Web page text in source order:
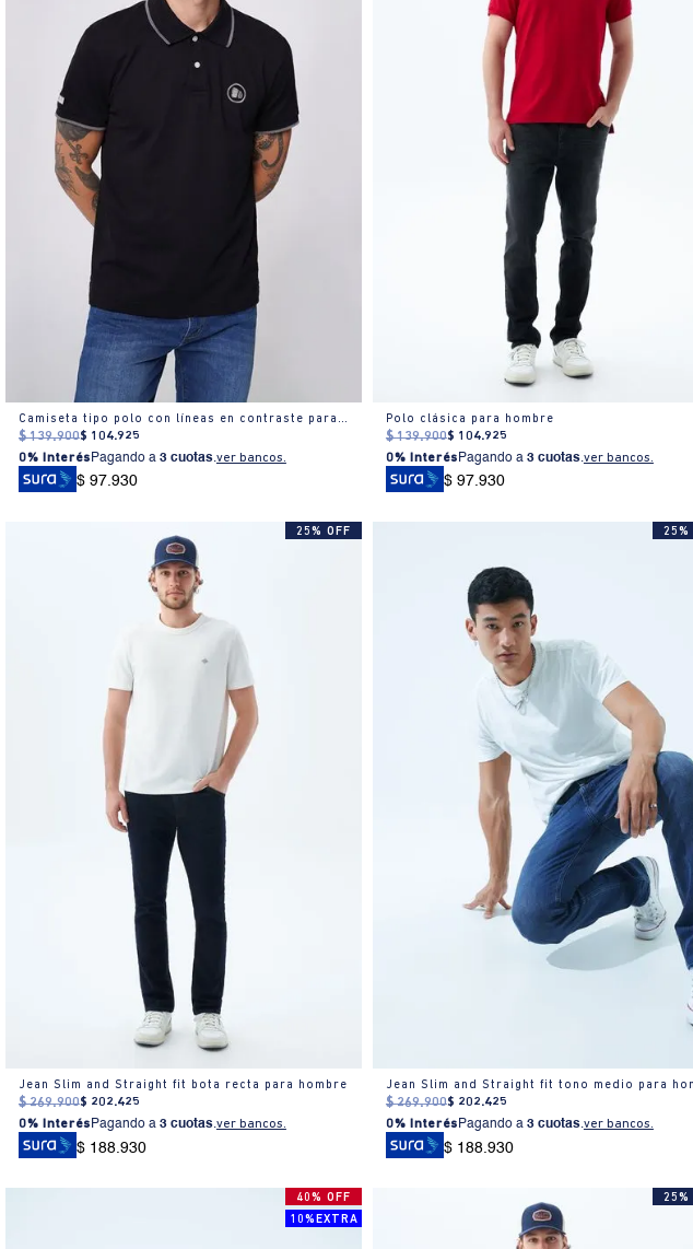
Camiseta tipo polo con líneas en contraste para hombre
$ 139.900$ 104.925
0% Interés Pagando a 3 cuotas.ver bancos.
$ 97.930
Polo clásica para hombre
$ 139.900$ 104.925
0% Interés Pagando a 3 cuotas.ver bancos.
$ 97.930
25% OFF
Jean Slim and Straight fit bota recta para hombre
$ 269.900$ 202.425
0% Interés Pagando a 3 cuotas.ver bancos.
$ 188.930
25%
$ 269.900$ 202.425
0% Interés Pagando a 3 cuotas.ver bancos.
$ 188.930
40% OFF
10%EXTRA
25%